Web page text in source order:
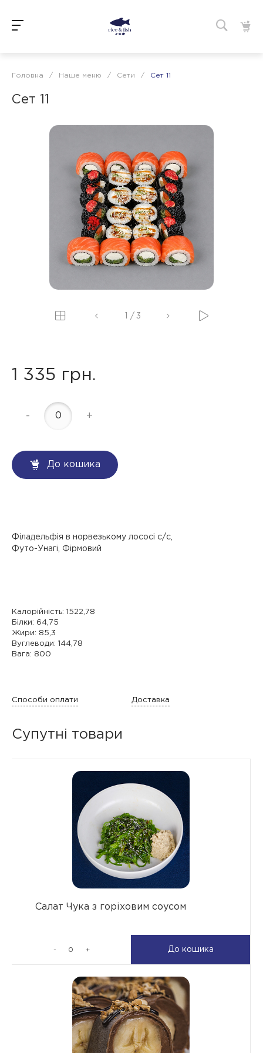
Головна / Наше меню / Сети / Сет 11
Сет 11
/ 3
1 335 грн.
- +
До кошика
Філадельфія в норвезькому лососі с/с,
Футо-Унагі, Фірмовий
Калорійність: 1522,78
Білки: 64,75
Жири: 85,3
Вуглеводи: 144,78
Вага: 800
Способи оплати Доставка
Супутні товари
Салат Чука з горіховим соусом
- + До кошика